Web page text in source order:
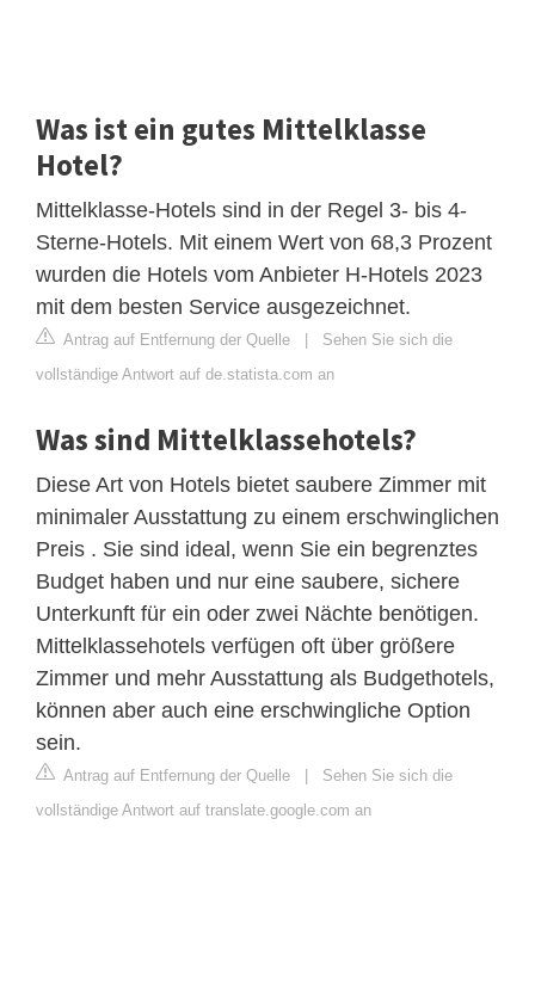
Was ist ein gutes Mittelklasse
Hotel?
Mittelklasse-Hotels sind in der Regel 3- bis 4-
Sterne-Hotels. Mit einem Wert von 68,3 Prozent
wurden die Hotels vom Anbieter H-Hotels 2023
mit dem besten Service ausgezeichnet.
Antrag auf Entfernung der Quelle
Sehen Sie sich die
vollständige Antwort auf de.statista.com an
Was sind Mittelklassehotels?
Diese Art von Hotels bietet saubere Zimmer mit
minimaler Ausstattung zu einem erschwinglichen
Preis . Sie sind ideal, wenn Sie ein begrenztes
Budget haben und nur eine saubere, sichere
Unterkunft für ein oder zwei Nächte benötigen.
Mittelklassehotels verfügen oft über größere
Zimmer und mehr Ausstattung als Budgethotels,
können aber auch eine erschwingliche Option
sein.
Antrag auf Entfernung der Quelle
Sehen Sie sich die
vollständige Antwort auf translate.google.com an